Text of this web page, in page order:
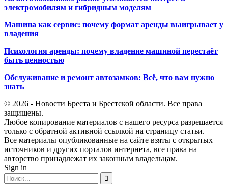
электромобилям и гибридным моделям
Машина как сервис: почему формат аренды выигрывает у
владения
Психология аренды: почему владение машиной перестаёт
быть ценностью
Обслуживание и ремонт автозамков: Всё, что вам нужно
знать
© 2026 - Новости Бреста и Брестской области. Все права
защищены.
Любое копирование материалов с нашего ресурса разрешается
только с обратной активной ссылкой на страницу статьи.
Все материалы опубликованные на сайте взяты с открытых
источников и других порталов интернета, все права на
авторство принадлежат их законным владельцам.
Sign in